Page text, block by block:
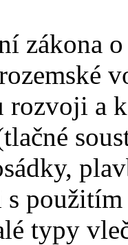
zákona
rozvoji a
s
typy